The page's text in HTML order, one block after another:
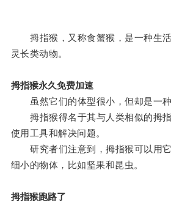
拇指猴，又称食蟹猴，是一种生活
灵长类动物。
拇指猴永久免费加速
虽然它们的体型很小，但却是一种
拇指猴得名于其与人类相似的拇指
使用工具和解决问题。
研究者们注意到，拇指猴可以用它
细小的物体，比如坚果和昆虫。
拇指猴跑路了